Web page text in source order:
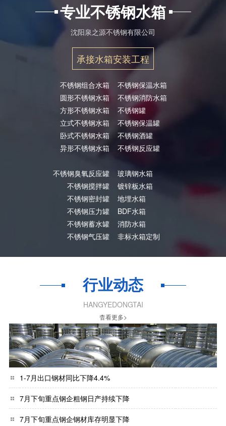
专业不锈钢水箱
沈阳泉之源不锈钢有限公司
承接水箱安装工程
不锈钢组合水箱
圆形不锈钢水箱
方形不锈钢水箱
立式不锈钢水箱
卧式不锈钢水箱
异形不锈钢水箱
不锈钢臭氧反应罐
不锈钢搅拌罐
不锈钢密封罐
不锈钢压力罐
不锈钢蓄水罐
不锈钢气压罐
不锈钢保温水箱
不锈钢消防水箱
不锈钢罐
不锈钢保温罐
不锈钢酒罐
不锈钢反应罐
玻璃钢水箱
镀锌板水箱
地埋水箱
BDF水箱
消防水箱
非标水箱定制
行业动态
HANGYEDONGTAI
杳看更多>
1-7月出口钢材同比下降4.4%
7月下旬重点钢企粗钢日产持续下降
7月下旬重点钢企钢材库存明显下降